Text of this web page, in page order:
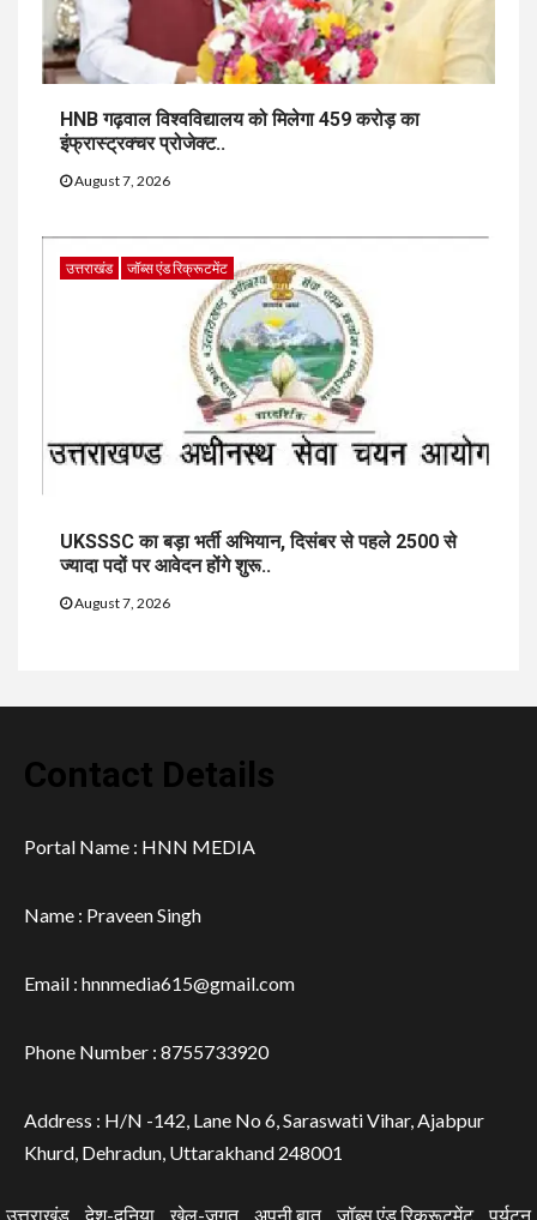
HNB गढ़वाल विश्वविद्यालय को मिलेगा 459 करोड़ का
इंफ्रास्ट्रक्चर प्रोजेक्ट..
August 7, 2026
उत्तराखंड जॉब्स एंड रिक्रूटमेंट
UKSSSC का बड़ा भर्ती अभियान, दिसंबर से पहले 2500 से
ज्यादा पदों पर आवेदन होंगे शुरू..
August 7, 2026
Contact Details
Portal Name : HNN MEDIA
Name : Praveen Singh
Email : hnnmedia615@gmail.com
Phone Number : 8755733920
Address : H/N -142, Lane No 6, Saraswati Vihar, Ajabpur
Khurd, Dehradun, Uttarakhand 248001
उत्तराखंड देश-दुनिया खेल-जगत अपनी बात जॉब्स एंड रिक्रूटमेंट पर्यटन